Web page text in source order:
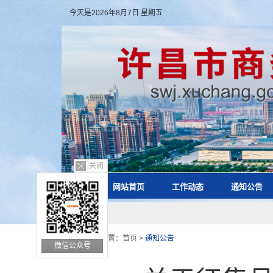
今天是2026年8月7日 星期五
网站首页 工作动态 通知公告
关闭
微信公众号
您的位置： 首页 > 通知公告